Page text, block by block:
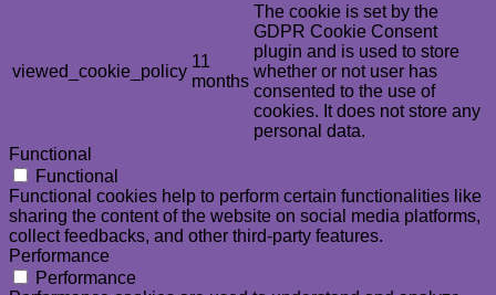
viewed_cookie_policy
11
months
The cookie is set by the
GDPR Cookie Consent
plugin and is used to store
whether or not user has
consented to the use of
cookies. It does not store any
personal data.
Functional
Functional
Functional cookies help to perform certain functionalities like
sharing the content of the website on social media platforms,
collect feedbacks, and other third-party features.
Performance
Performance